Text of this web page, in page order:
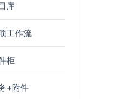
库
工作流
柜
+附件